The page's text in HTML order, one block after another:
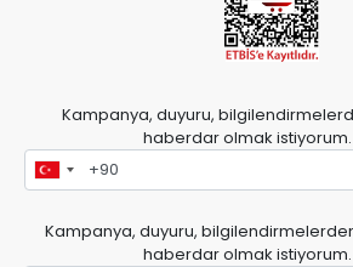
Kampanya, duyuru,
haberdar olmak istiyorum.
Kampanya, duyuru,
haberdar olmak istiyorum.